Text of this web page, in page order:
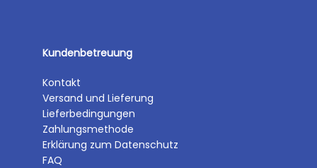
Kundenbetreuung
Kontakt
Versand und Lieferung
Lieferbedingungen
Zahlungsmethode
Erklärung zum Datenschutz
FAQ